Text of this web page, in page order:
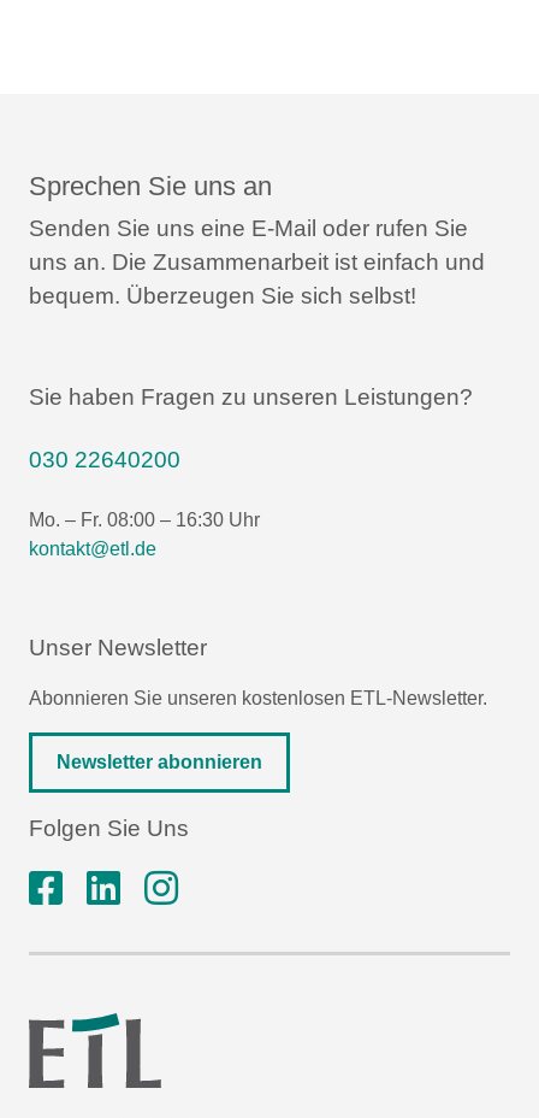
Sprechen Sie uns an
Senden Sie uns eine E-Mail oder rufen Sie
uns an. Die Zusammenarbeit ist einfach und
bequem. Überzeugen Sie sich selbst!
Sie haben Fragen zu unseren Leistungen?
030 22640200
Mo. – Fr. 08:00 – 16:30 Uhr
kontakt@etl.de
Unser Newsletter
Abonnieren Sie unseren kostenlosen ETL-Newsletter.
Newsletter abonnieren
Folgen Sie Uns